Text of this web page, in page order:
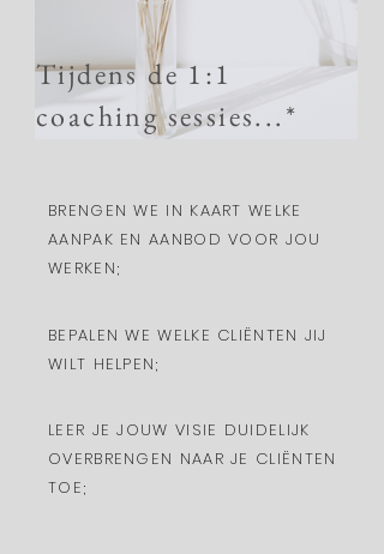
Tijdens de 1:1
coaching sessies...*
BRENGEN WE IN KAART WELKE
AANPAK EN AANBOD VOOR JOU
WERKEN;
BEPALEN WE WELKE CLIËNTEN JIJ
WILT HELPEN;
LEER JE JOUW VISIE DUIDELIJK
OVERBRENGEN NAAR JE CLIËNTEN
TOE;